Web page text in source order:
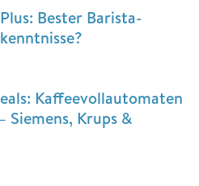
Bester Barista-
Kaffeevollautomaten
Siemens, Krups &